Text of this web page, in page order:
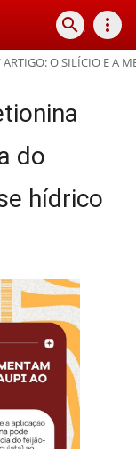
search more_vert
ARTIGO: O SILÍCIO E A
do
hídrico